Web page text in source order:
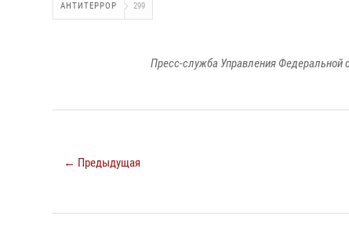
АНТИТЕРРОР 299
Пресс-служба Управления Федеральной
← Предыдущая